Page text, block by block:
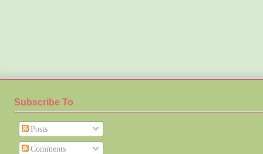
Subscribe To
Posts
Comments